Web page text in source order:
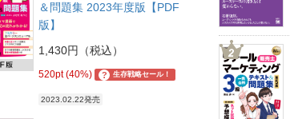
＆問題集 2023年度版【PDF
版】
1,430円（税込）
520pt (40%) ? 生存戦略セール！
2023.02.22発売